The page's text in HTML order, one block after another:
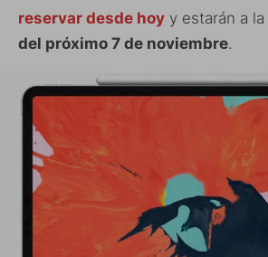
reservar desde hoy y estarán a la
del próximo 7 de noviembre.